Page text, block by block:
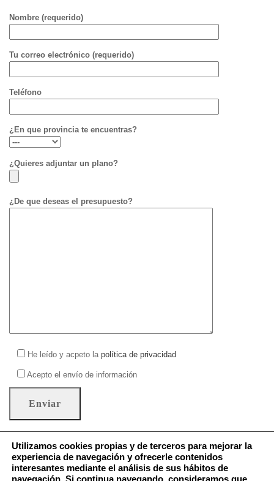
Nombre (requerido)
Tu correo electrónico (requerido)
Teléfono
¿En que provincia te encuentras?
¿Quieres adjuntar un plano?
¿De que deseas el presupuesto?
He leído y acpeto la política de privacidad
Acepto el envío de información
Política de Cookies
Utilizamos cookies propias y de terceros para mejorar la
experiencia de navegación y ofrecerle contenidos
interesantes mediante el análisis de sus hábitos de